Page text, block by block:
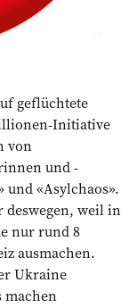
geflüchtete
Initiative
von
und -
«Asylchaos».
weil in
nur rund 8
ausmachen.
Ukraine
machen